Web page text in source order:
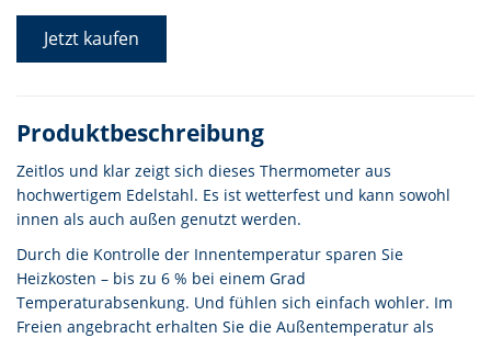
Jetzt kaufen
Produktbeschreibung
Zeitlos und klar zeigt sich dieses Thermometer aus
hochwertigem Edelstahl. Es ist wetterfest und kann sowohl
innen als auch außen genutzt werden.
Durch die Kontrolle der Innentemperatur sparen Sie
Heizkosten – bis zu 6 % bei einem Grad
Temperaturabsenkung. Und fühlen sich einfach wohler. Im
Freien angebracht erhalten Sie die Außentemperatur als